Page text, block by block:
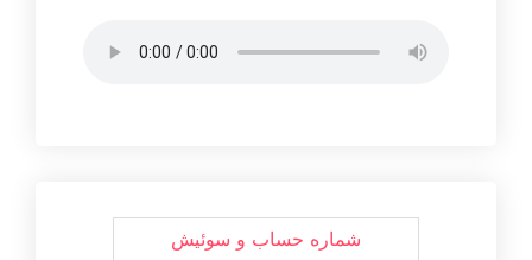
شماره حساب و سوئیش